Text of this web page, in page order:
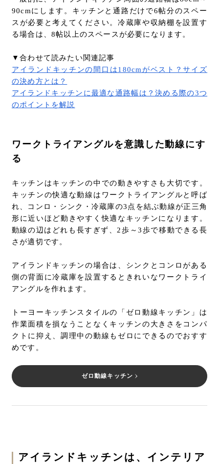
90cmにします。キッチンと通路だけで6帖分のスペー
スが必要と考えてください。冷蔵庫や収納棚を設置す
る場合は、8帖以上のスペースが必要になります。
▼合わせて読みたい関連記事
アイランドキッチンの間口は180cmがベスト？サイズ
の決め方とは？
アイランドキッチンに最適な通路幅は？決める際の3つ
のポイントを解説
ワークトライアングルを意識した動線にす
る
キッチンはキッチンの中での動きやすさも大切です。
キッチンの快適な動線はワークトライアングルと呼ば
れ、コンロ・シンク・冷蔵庫の3点を結ぶ動線が正三角
形に近いほど動きやすく快適なキッチンになります。
動線の辺はどれも長すぎず、2歩～3歩で移動できる長
さが適切です。
アイランドキッチンの場合は、シンクとコンロがある
側の背面に冷蔵庫を設置するときれいなワークトライ
アングルを作れます。
トーヨーキッチンスタイルの「ゼロ動線キッチン」は
作業面積を損なうことなくキッチンの大きさをコンパ
クトに抑え、調理中の動線もゼロにできるのでおすす
めです。
ゼロ動線キッチン
アイランドキッチンは、インテリア